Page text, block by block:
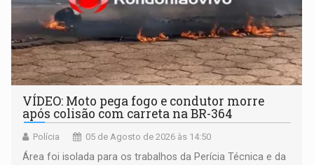
VÍDEO: Moto pega fogo e condutor morre
após colisão com carreta na BR-364
Polícia 05 de Agosto de 2026 às 14:50
Área foi isolada para os trabalhos da Perícia Técnica e da